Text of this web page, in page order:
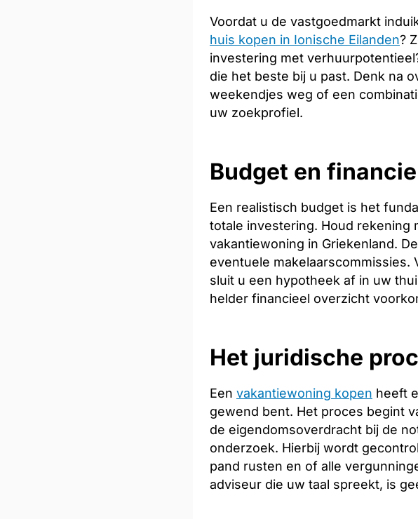
Voordat u de vastgoedmarkt
huis kopen in Ionische Eilanden?
investering met
die het beste bij u past. Denk na
weekendjes weg of een
uw zoekprofiel.
Budget en
Een realistisch budget is het
totale investering. Houd rekening
vakantiewoning in Griekenland.
eventuele makelaarscommissies.
sluit u een hypotheek af in uw
helder financieel overzicht
Het juridische
Een vakantiewoning kopen heeft
gewend bent. Het proces begint
de eigendomsoverdracht bij de
onderzoek. Hierbij wordt
pand rusten en of alle
adviseur die uw taal spreekt, is